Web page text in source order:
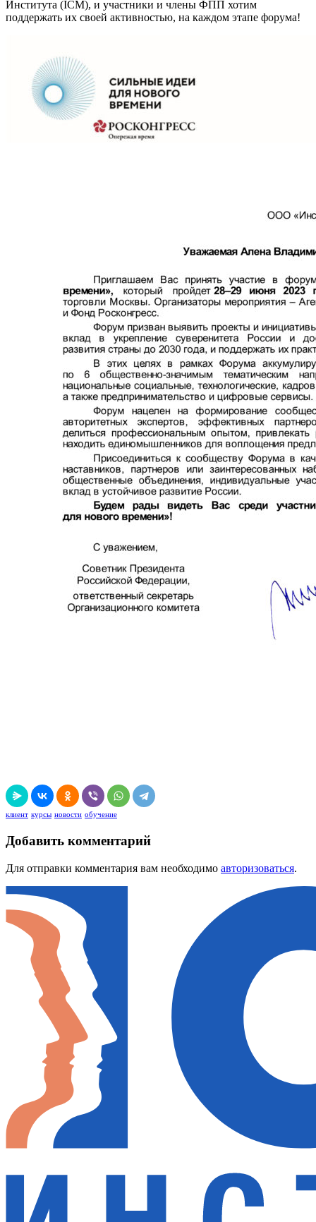
Института (ICM), и участники и члены ФПП хотим
поддержать их своей активностью, на каждом этапе форума!
клиент курсы новости обучение
Добавить комментарий
Для отправки комментария вам необходимо авторизоваться.